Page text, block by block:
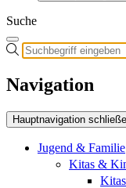
Suche
Navigation
Hauptnavigation
Jugend & Familie
Kitas &
Kitas